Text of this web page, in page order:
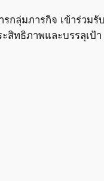
กลุ่มภารกิจ เข้าร่วมรับ
สิทธิภาพและบรรลุเป้า